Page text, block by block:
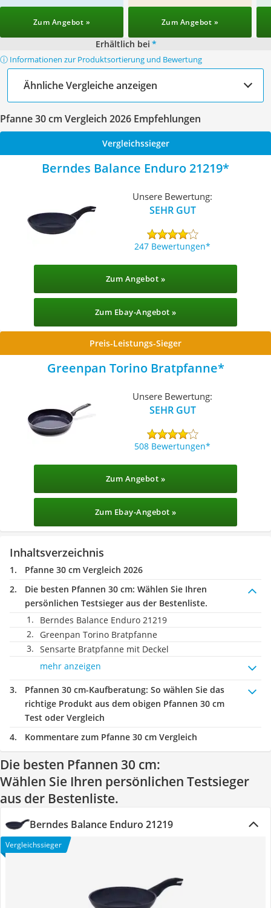
Zum Angebot » Zum Angebot »
Erhältlich bei *
ⓘ Informationen zur Produktsortierung und Bewertung
Ähnliche Vergleiche anzeigen
Pfanne 30 cm Vergleich 2026 Empfehlungen
Vergleichssieger
Berndes Balance Enduro 21219
Unsere Bewertung:
SEHR GUT
247 Bewertungen
Zum Angebot »
Zum Ebay-Angebot »
Preis-Leistungs-Sieger
Greenpan Torino Bratpfanne
Unsere Bewertung:
SEHR GUT
508 Bewertungen
Zum Angebot »
Zum Ebay-Angebot »
Inhaltsverzeichnis
Pfanne 30 cm Vergleich 2026
Die besten Pfannen 30 cm: Wählen Sie Ihren
persönlichen Testsieger aus der Bestenliste.
Berndes Balance Enduro 21219
Greenpan Torino Bratpfanne
Sensarte Bratpfanne mit Deckel
mehr anzeigen
Pfannen 30 cm-Kaufberatung: So wählen Sie das
richtige Produkt aus dem obigen Pfannen 30 cm
Test oder Vergleich
Kommentare zum Pfanne 30 cm Vergleich
Die besten Pfannen 30 cm:
Wählen Sie Ihren persönlichen Testsieger
aus der Bestenliste.
Berndes Balance Enduro 21219
Vergleichssieger